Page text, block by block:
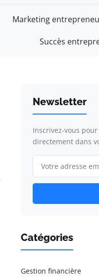
Marketing
Succès
Newsletter
Inscrivez-vous
directement dans
Catégories
Gestion financière